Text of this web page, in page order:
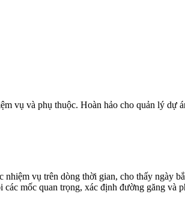
vụ và phụ thuộc. Hoàn hảo cho quản lý dự
vụ trên dòng thời gian, cho thấy ngày
mốc quan trọng, xác định đường găng